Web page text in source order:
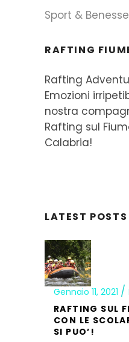
Sport &
RAFTING
Rafting
Emozioni
nostra
Rafting sul
Calabria!
LATEST POSTS
Gennaio 11, 2021
RAFTING SUL
CON LE
SI PUO’!